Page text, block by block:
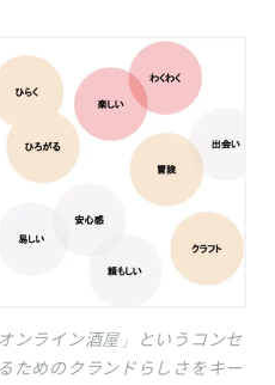
ンライン酒屋」というコンセ
ためのクランドらしさをキー